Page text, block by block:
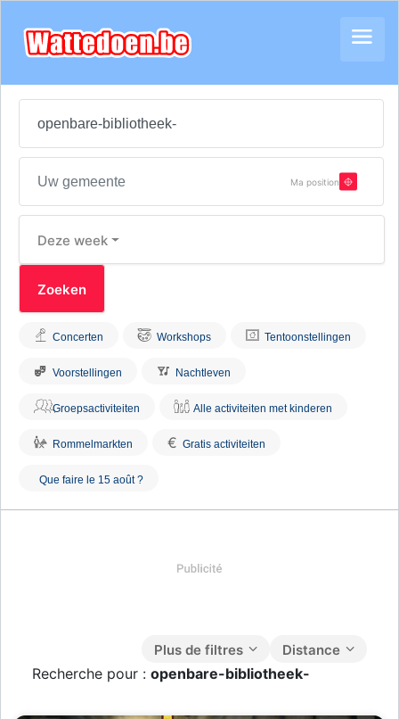
Ma position
Deze week
Concerten Workshops Tentoonstellingen
Voorstellingen Nachtleven
Groepsactiviteiten Alle activiteiten met kinderen
Rommelmarkten € Gratis activiteiten
Que faire le 15 août ?
Distance
Plus de filtres
Recherche pour : openbare-bibliotheek-